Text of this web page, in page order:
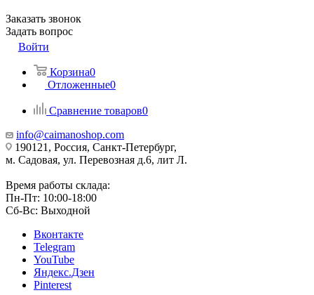
Заказать звонок
Задать вопрос
Войти
Корзина0
Отложенные0
Сравнение товаров0
info@caimanoshop.com
190121, Россия, Санкт-Петербург,
м. Садовая, ул. Перевозная д.6, лит Л.
Время работы склада:
Пн-Пт: 10:00-18:00
Сб-Вс: Выходной
Вконтакте
Telegram
YouTube
Яндекс.Дзен
Pinterest